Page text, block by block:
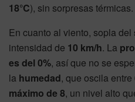
18°C), sin sorpresas térmicas.
En cuanto al viento, sopla del
intensidad de 10 km/h. La
es del 0%, así que no se
la humedad, que oscila entre
máximo de 8, un nivel alto